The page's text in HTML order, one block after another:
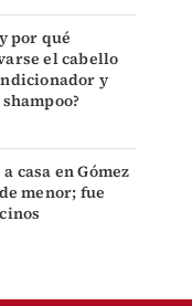
por qué
el cabello
y
casa en Gómez
menor; fue